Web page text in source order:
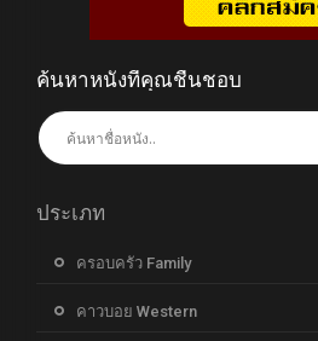
ค้นหาหนังที่คุณชื่นชอบ
ประเภท
ครอบครัว Family
คาวบอย Western